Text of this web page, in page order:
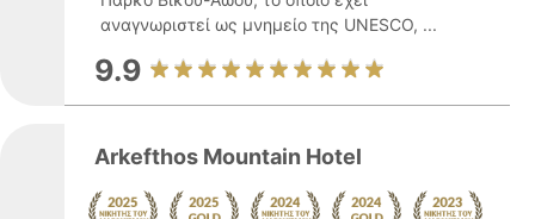
αναγνωριστεί ως μνημείο της UNESCO, ...
9.9
Arkefthos Mountain Hotel